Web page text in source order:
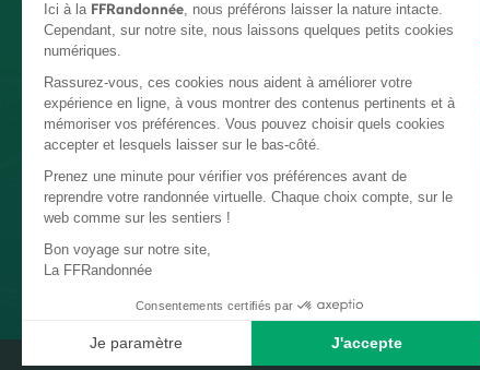
Ici à la FFRandonnée, nous préférons laisser la nature intacte.
Cependant, sur notre site, nous laissons quelques petits cookies
numériques.
Rassurez-vous, ces cookies nous aident à améliorer votre
expérience en ligne, à vous montrer des contenus pertinents et à
mémoriser vos préférences. Vous pouvez choisir quels cookies
accepter et lesquels laisser sur le bas-côté.
Prenez une minute pour vérifier vos préférences avant de
reprendre votre randonnée virtuelle. Chaque choix compte, sur le
web comme sur les sentiers !
Bon voyage sur notre site,
La FFRandonnée
Consentements certifiés par
Je paramètre
J'accepte